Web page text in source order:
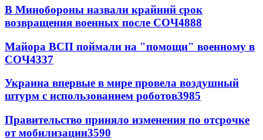
В Минобороны назвали крайний срок
возвращения военных после СОЧ4888
Майора ВСП поймали на "помощи" военному в
СОЧ4337
Украина впервые в мире провела воздушный
штурм с использованием роботов3985
Правительство приняло изменения по отсрочке
от мобилизации3590